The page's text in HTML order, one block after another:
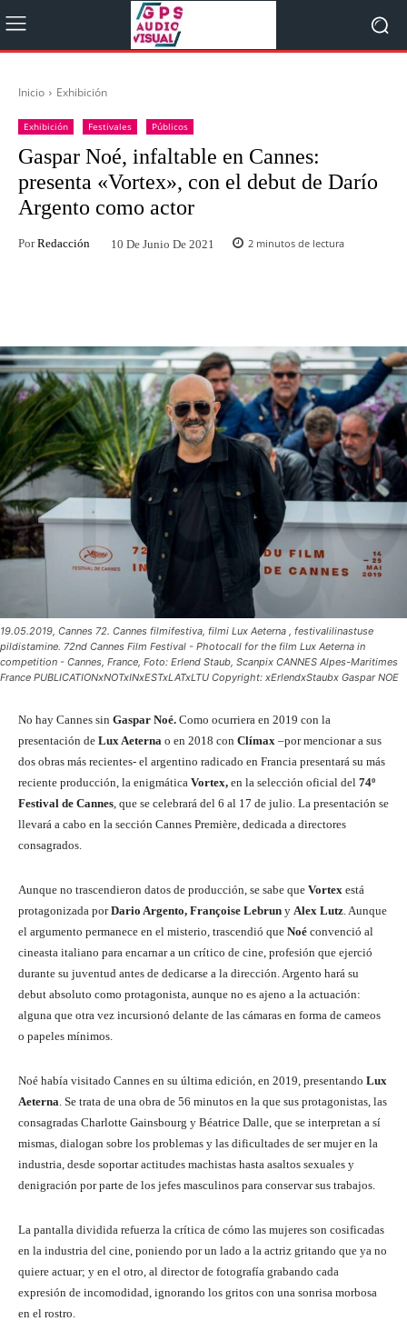
Inicio Exhibición
Exhibición Festivales Públicos
Gaspar Noé, infaltable en Cannes:
presenta «Vortex», con el debut de Darío
Argento como actor
Por Redacción 10 De Junio De 2021 2 minutos de lectura
19.05.2019, Cannes 72. Cannes filmifestiva, filmi Lux Aeterna , festivalilinastuse
pildistamine. 72nd Cannes Film Festival - Photocall for the film Lux Aeterna in
competition - Cannes, France, Foto: Erlend Staub, Scanpix CANNES Alpes-Maritimes
France PUBLICATIONxNOTxINxESTxLATxLTU Copyright: xErlendxStaubx Gaspar NOE
No hay Cannes sin Gaspar Noé. Como ocurriera en 2019 con la
presentación de Lux Aeterna o en 2018 con Clímax –por mencionar a sus
dos obras más recientes- el argentino radicado en Francia presentará su más
reciente producción, la enigmática Vortex, en la selección oficial del 74º
Festival de Cannes , que se celebrará del 6 al 17 de julio. La presentación se
llevará a cabo en la sección Cannes Première, dedicada a directores
consagrados.
Aunque no trascendieron datos de producción, se sabe que Vortex está
protagonizada porDario Argento, Françoise Lebrun y Alex Lutz . Aunque
el argumento permanece en el misterio, trascendió que Noé convenció al
cineasta italiano para encarnar a un crítico de cine, profesión que ejerció
durante su juventud antes de dedicarse a la dirección. Argento hará su
debut absoluto como protagonista, aunque no es ajeno a la actuación:
alguna que otra vez incursionó delante de las cámaras en forma de cameos
o papeles mínimos.
Noé había visitado Cannes en su última edición, en 2019, presentando Lux
Aeterna . Se trata de una obra de 56 minutos en la que sus protagonistas, las
consagradas Charlotte Gainsbourg y Béatrice Dalle, que se interpretan a sí
mismas, dialogan sobre los problemas y las dificultades de ser mujer en la
industria, desde soportar actitudes machistas hasta asaltos sexuales y
denigración por parte de los jefes masculinos para conservar sus trabajos.
La pantalla dividida refuerza la crítica de cómo las mujeres son cosificadas
en la industria del cine, poniendo por un lado a la actriz gritando que ya no
quiere actuar; y en el otro, al director de fotografía grabando cada
expresión de incomodidad, ignorando los gritos con una sonrisa morbosa
en el rostro.